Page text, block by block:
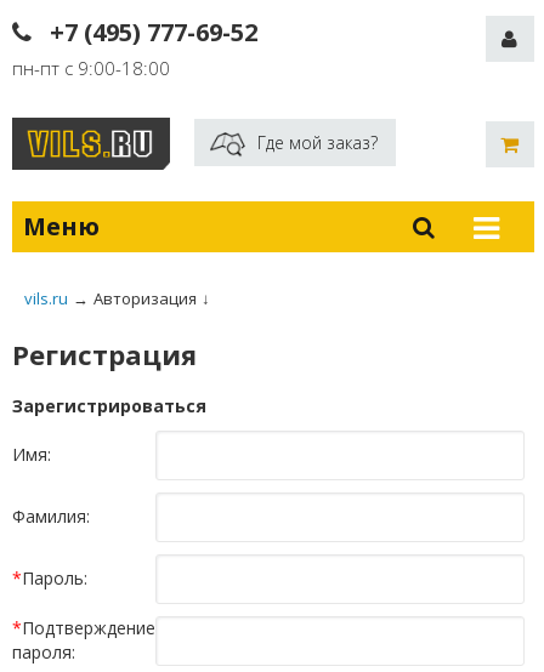
+7 (495) 777-69-52
пн-пт с 9:00-18:00
Где мой заказ?
Меню
vils.ru → Авторизация ↓
Регистрация
Зарегистрироваться
Имя:
Фамилия:
*Пароль:
*Подтверждение
пароля: